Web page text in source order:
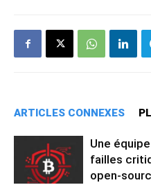
ARTICLES CONNEXES
Une
failles
open-